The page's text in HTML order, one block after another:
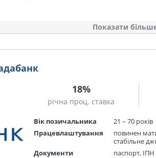
Показати
18%
річна проц. ставка
Вік позичальника
21 – 70 років
Працевлаштування
повинен
стабільне
Документи
паспорт, ІПН